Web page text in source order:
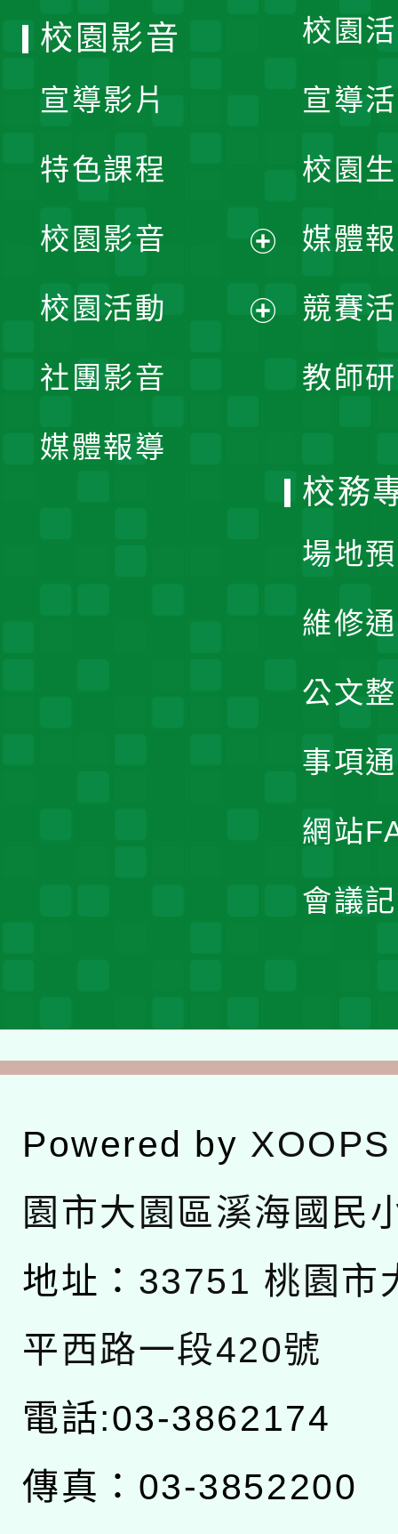
校園
宣導
校園
媒體
競賽
教師
校園影音
宣導影片
特色課程
校園影音
開
校園活動
社團影音
媒體報導
校務
場地
維修
公文
事項
網站
會議
Powered by XOOPS
園市大園區溪海國民
地址： 33751 桃園市
平西路一段420號
電話:03-3862174
傳真：03-3852200